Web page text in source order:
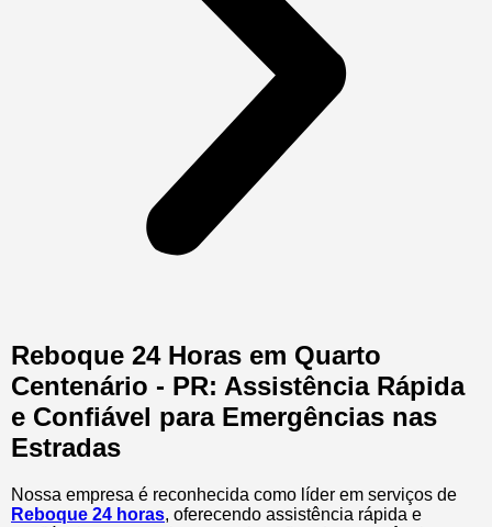
Reboque 24 Horas em Quarto
Centenário - PR: Assistência Rápida
e Confiável para Emergências nas
Estradas
Nossa empresa é reconhecida como líder em serviços de
Reboque 24 horas, oferecendo assistência rápida e